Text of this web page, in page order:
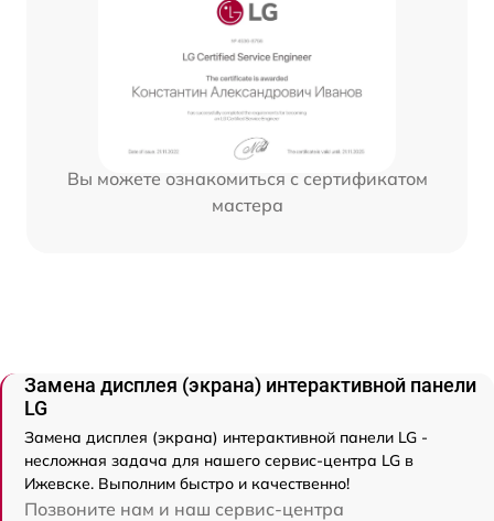
Вы можете ознакомиться с сертификатом
мастера
Замена дисплея (экрана) интерактивной панели
LG
Замена дисплея (экрана) интерактивной панели LG -
несложная задача для нашего сервис-центра LG в
Ижевске. Выполним быстро и качественно!
Позвоните нам и наш сервис-центра